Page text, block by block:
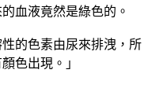
血液竟然是綠色的。
的色素由尿來排洩，所
色出現。」